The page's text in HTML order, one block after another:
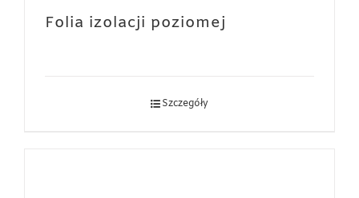
Folia izolacji poziomej
Szczegóły